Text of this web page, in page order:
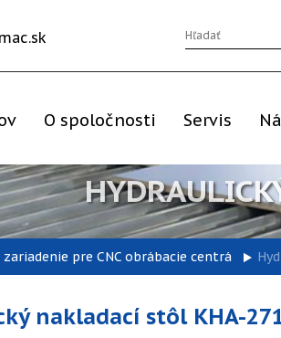
O spoločnosti Servis
pre CNC obrábacie centrá
nakladací stôl KHA-